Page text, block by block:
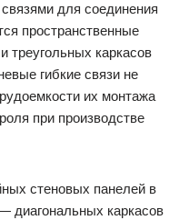
для соединения
пространственные
треугольных каркасов
гибкие связи не
их монтажа
при производстве
стеновых панелей в
диагональных каркасов